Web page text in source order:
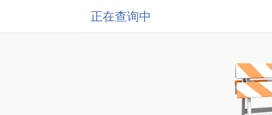
正在查询中